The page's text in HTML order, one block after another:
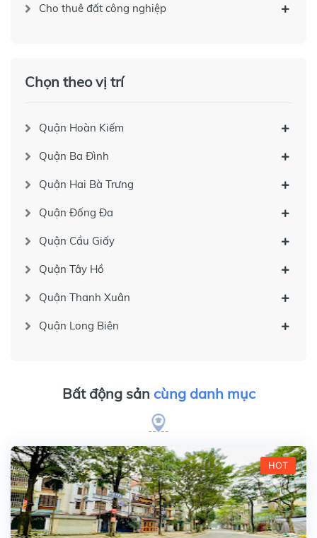
Cho thuê đất công nghiệp
Chọn theo vị trí
Quận Hoàn Kiếm
Quận Ba Đình
Quận Hai Bà Trưng
Quận Đống Đa
Quận Cầu Giấy
Quận Tây Hồ
Quận Thanh Xuân
Quận Long Biên
Bất động sản cùng danh mục
HOT